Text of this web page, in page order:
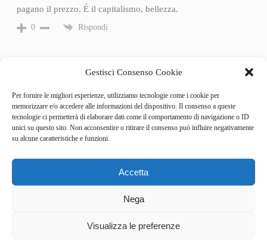
Gestisci Consenso Cookie
Per fornire le migliori esperienze, utilizziamo tecnologie come i cookie per
memorizzare e/o accedere alle informazioni del dispositivo. Il consenso a queste
tecnologie ci permetterà di elaborare dati come il comportamento di navigazione o ID
unici su questo sito. Non acconsentire o ritirare il consenso può influire negativamente
su alcune caratteristiche e funzioni.
Accetta
Nega
Visualizza le preferenze
pagano il prezzo. È il capitalismo, bellezza.
0 Rispondi
Categories
Behind the Game
GameSpotlight
News